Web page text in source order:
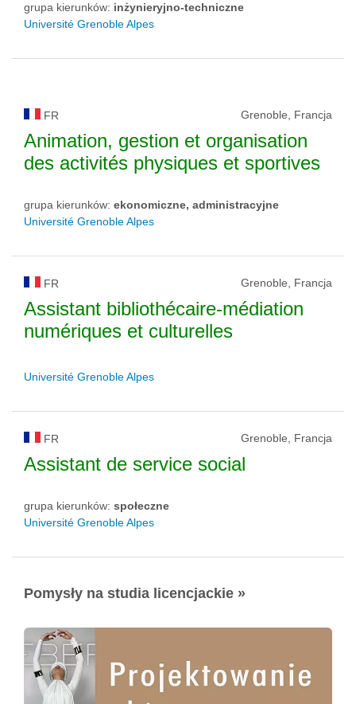
grupa kierunków: inżynieryjno-techniczne
Université Grenoble Alpes
FR Grenoble, Francja
Animation, gestion et organisation
des activités physiques et sportives
grupa kierunków: ekonomiczne, administracyjne
Université Grenoble Alpes
FR Grenoble, Francja
Assistant bibliothécaire-médiation
numériques et culturelles
Université Grenoble Alpes
FR Grenoble, Francja
Assistant de service social
grupa kierunków: społeczne
Université Grenoble Alpes
Pomysły na studia licencjackie »